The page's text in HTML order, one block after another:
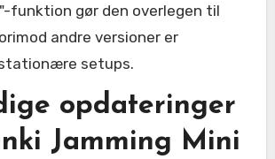
funktion gør den overlegen til
andre versioner er
setups.
opdateringer
Jamming Mini